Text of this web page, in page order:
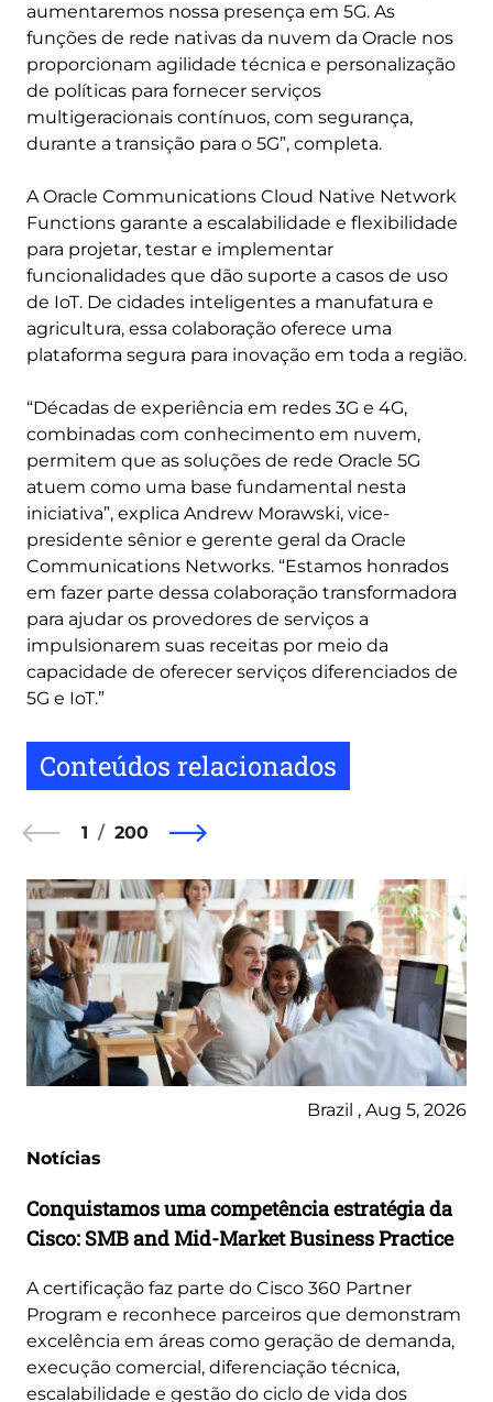
aumentaremos nossa presença em 5G. As
funções de rede nativas da nuvem da Oracle nos
proporcionam agilidade técnica e personalização
de políticas para fornecer serviços
multigeracionais contínuos, com segurança,
durante a transição para o 5G”, completa.
A Oracle Communications Cloud Native Network
Functions garante a escalabilidade e flexibilidade
para projetar, testar e implementar
funcionalidades que dão suporte a casos de uso
de IoT. De cidades inteligentes a manufatura e
agricultura, essa colaboração oferece uma
plataforma segura para inovação em toda a região.
“Décadas de experiência em redes 3G e 4G,
combinadas com conhecimento em nuvem,
permitem que as soluções de rede Oracle 5G
atuem como uma base fundamental nesta
iniciativa”, explica Andrew Morawski, vice-
presidente sênior e gerente geral da Oracle
Communications Networks. “Estamos honrados
em fazer parte dessa colaboração transformadora
para ajudar os provedores de serviços a
impulsionarem suas receitas por meio da
capacidade de oferecer serviços diferenciados de
5G e IoT.”
Conteúdos relacionados
1 200
Brazil , Aug 5, 2026
Notícias
Conquistamos uma competência estratégia da
Cisco: SMB and Mid-Market Business Practice
A certificação faz parte do Cisco 360 Partner
Program e reconhece parceiros que demonstram
excelência em áreas como geração de demanda,
execução comercial, diferenciação técnica,
escalabilidade e gestão do ciclo de vida dos